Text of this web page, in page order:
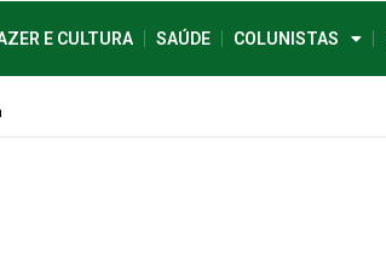
E CULTURA SAÚDE COLUNISTAS